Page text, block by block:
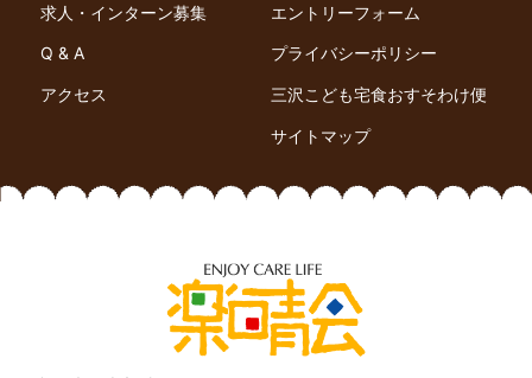
求人・インターン募集
Q & A
アクセス
エントリーフォーム
プライバシーポリシー
三沢こども宅食おすそわけ便
サイトマップ